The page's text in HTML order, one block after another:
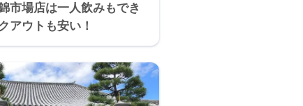
市場店は一人飲みもでき
アウトも安い！